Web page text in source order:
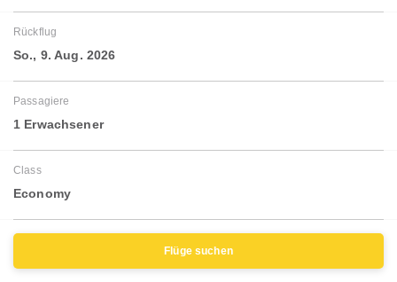
Rückflug
So., 9. Aug. 2026
Passagiere
1 Erwachsener
Class
Economy
Flüge suchen